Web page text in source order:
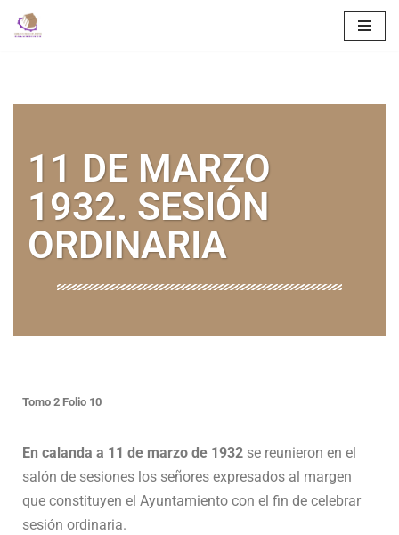
11 DE MARZO
1932. SESIÓN
ORDINARIA
Tomo 2 Folio 10
En calanda a 11 de marzo de 1932 se reunieron en el
salón de sesiones los señores expresados al margen
que constituyen el Ayuntamiento con el fin de celebrar
sesión ordinaria.